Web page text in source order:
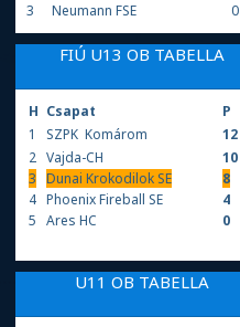
3
Neumann FSE 0
FIÚ U13 OB TABELLA
H Csapat
P
1
SZPK Komárom
12
2 Vajda-CH
10
3 Dunai Krokodilok SE
8
4 Phoenix Fireball SE
4
5 Ares HC 0
U11 OB TABELLA